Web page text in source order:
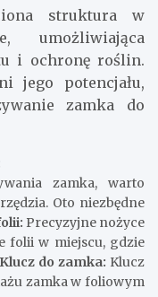
struktura w
umożliwiająca
i ochronę roślin.
jego potencjału,
zamka do
zamka, warto
Oto niezbędne
Precyzyjne nożyce
folii w miejscu, gdzie
Klucz do zamka: Klucz
zamka w foliowym